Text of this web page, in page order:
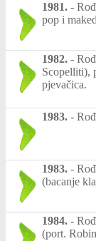
1981. -
pop i
1982. -
Scopelliti),
pjevačica.
1983. -
1983. -
(bacanje
1984. -
(port.